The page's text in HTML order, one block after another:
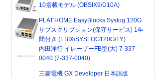
10搭載モデル (OBSIX9/D10A)
PLAT'HOME EasyBlocks Syslog 120G
サブスクリプション(保守サービス) 1年
間付き (EBIX/SYSLOG120G/1Y)
内田洋行 イレーザーFB型(大) 7-337-
0040 (7-337-0040)
三菱電機 GX Developer 日本語版